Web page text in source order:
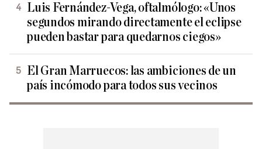
Luis Fernández-Vega, oftalmólogo: «Unos
segundos mirando directamente el eclipse
pueden bastar para quedarnos ciegos»
El Gran Marruecos: las ambiciones de un
país incómodo para todos sus vecinos